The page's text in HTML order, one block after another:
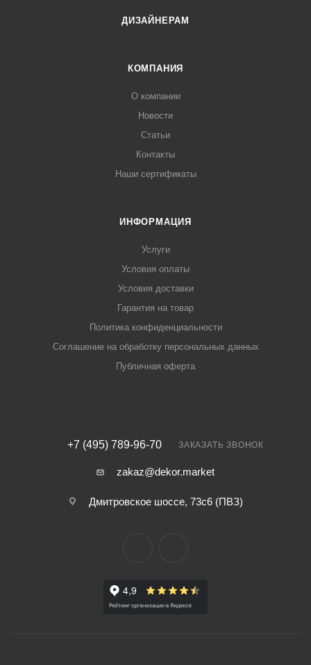
ДИЗАЙНЕРАМ
КОМПАНИЯ
О компании
Новости
Статьи
Контакты
Наши сертификаты
ИНФОРМАЦИЯ
Услуги
Условия оплаты
Условия доставки
Гарантия на товар
Политика конфиденциальности
Соглашение на обработку персональных данных
Публичная оферта
+7 (495) 789-96-70 ЗАКАЗАТЬ ЗВОНОК
zakaz@dekor.market
Дмитровское шоссе, 73с6 (ПВЗ)